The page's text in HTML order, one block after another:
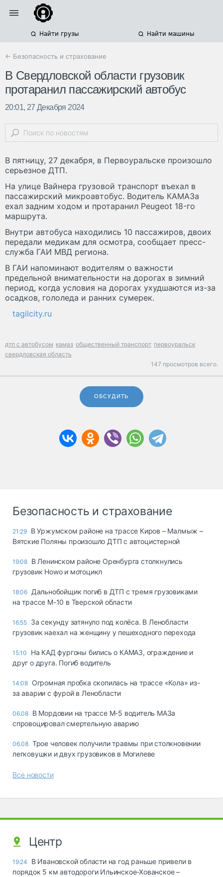
Найти грузы Найти машины
← Безопасность и страхование
В Свердловской области грузовик
протаранил пассажирский автобус
20:01, 27 Декабря 2024
В пятницу, 27 декабря, в Первоуральске произошло
серьезное ДТП.
На улице Вайнера грузовой транспорт въехал в
пассажирский микроавтобус. Водитель КАМАЗа
ехал задним ходом и протаранил Peugeot 18-го
маршрута.
Внутри автобуса находились 10 пассажиров, двоих
передали медикам для осмотра, сообщает пресс-
служба ГАИ МВД региона.
В ГАИ напоминают водителям о важности
предельной внимательности на дорогах в зимний
период, когда условия на дорогах ухудшаются из-за
осадков, гололеда и ранних сумерек.
tagilcity.ru
дтп с автобусом камаз общественный транспорт первоуральск
свердловская область
147 просмотров всего.
ОБСУДИТЬ
Безопасность и страхование
21:29 В Уржумском районе на трассе Киров – Малмыж –
Вятские Поляны произошло ДТП с автоцистерной
19:08 В Ленинском районе Оренбурга столкнулись
грузовик Howo и мотоцикл
18:06 Дальнобойщик погиб в ДТП с тремя грузовиками
на трассе М-10 в Тверской области
16:55 За секунду затянуло под колёса. В Ленобласти
грузовик наехал на женщину у пешеходного перехода
15:10
На КАД фургоны бились о КАМАЗ, ограждение и
друг о друга. Погиб водитель
14:08 Огромная пробка скопилась на трассе «Кола» из-
за аварии с фурой в Ленобласти
06.08 В Мордовии на трассе М-5 водитель МАЗа
спровоцировал смертельную аварию
06.08 Трое человек получили травмы при столкновении
легковушки и двух грузовиков в Могилеве
Все новости
Центр
19:24
В Ивановской области на год раньше привели в
порядок 5 км автодороги Ильинское-Хованское –